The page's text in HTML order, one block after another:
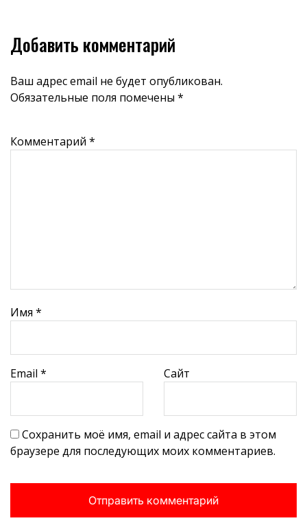
Добавить комментарий
Ваш адрес email не будет опубликован.
Обязательные поля помечены *
Комментарий *
Имя *
Email * Сайт
Сохранить моё имя, email и адрес сайта в этом
браузере для последующих моих комментариев.